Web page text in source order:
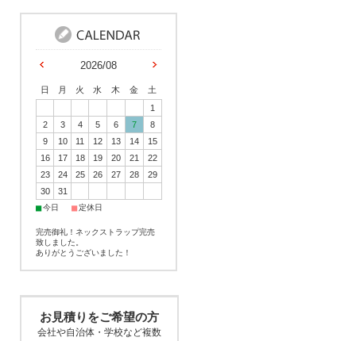
2026/08
日 月 火 水 木 金
土
1
2
3 4 5 6 7
8
9
10 11 12 13 14
15
16
17 18 19 20 21
22
23
24 25 26 27 28
29
30
31
■今日 ■定休日
完売御礼！ネックストラップ完売
致しました。
ありがとうございました！
お見積りをご希望の方
会社や自治体・学校など複数